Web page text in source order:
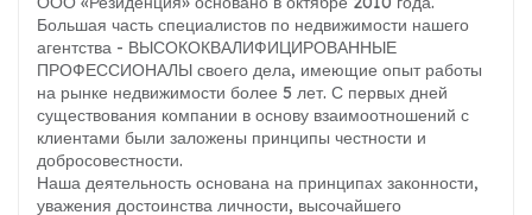
Большая часть специалистов по недвижимости нашего
агентства - ВЫСОКОКВАЛИФИЦИРОВАННЫЕ
ПРОФЕССИОНАЛЫ своего дела, имеющие опыт работы
на рынке недвижимости более 5 лет. С первых дней
существования компании в основу взаимоотношений с
клиентами были заложены принципы честности и
добросовестности.
Наша деятельность основана на принципах законности,
уважения достоинства личности, высочайшего